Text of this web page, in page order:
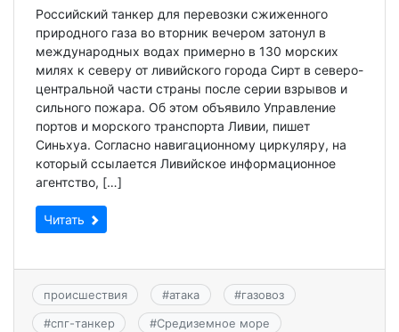
Российский танкер для перевозки сжиженного
природного газа во вторник вечером затонул в
международных водах примерно в 130 морских
милях к северу от ливийского города Сирт в северо-
центральной части страны после серии взрывов и
сильного пожара. Об этом объявило Управление
портов и морского транспорта Ливии, пишет
Синьхуа. Согласно навигационному циркуляру, на
который ссылается Ливийское информационное
агентство, […]
Читать
происшествия #атака #газовоз
#спг-танкер #Средиземное море